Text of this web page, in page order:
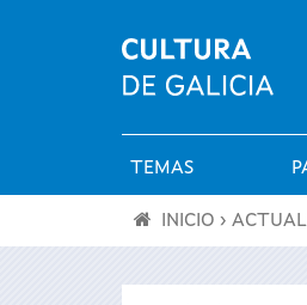
Menú
principal
TEMAS
INICIO ›